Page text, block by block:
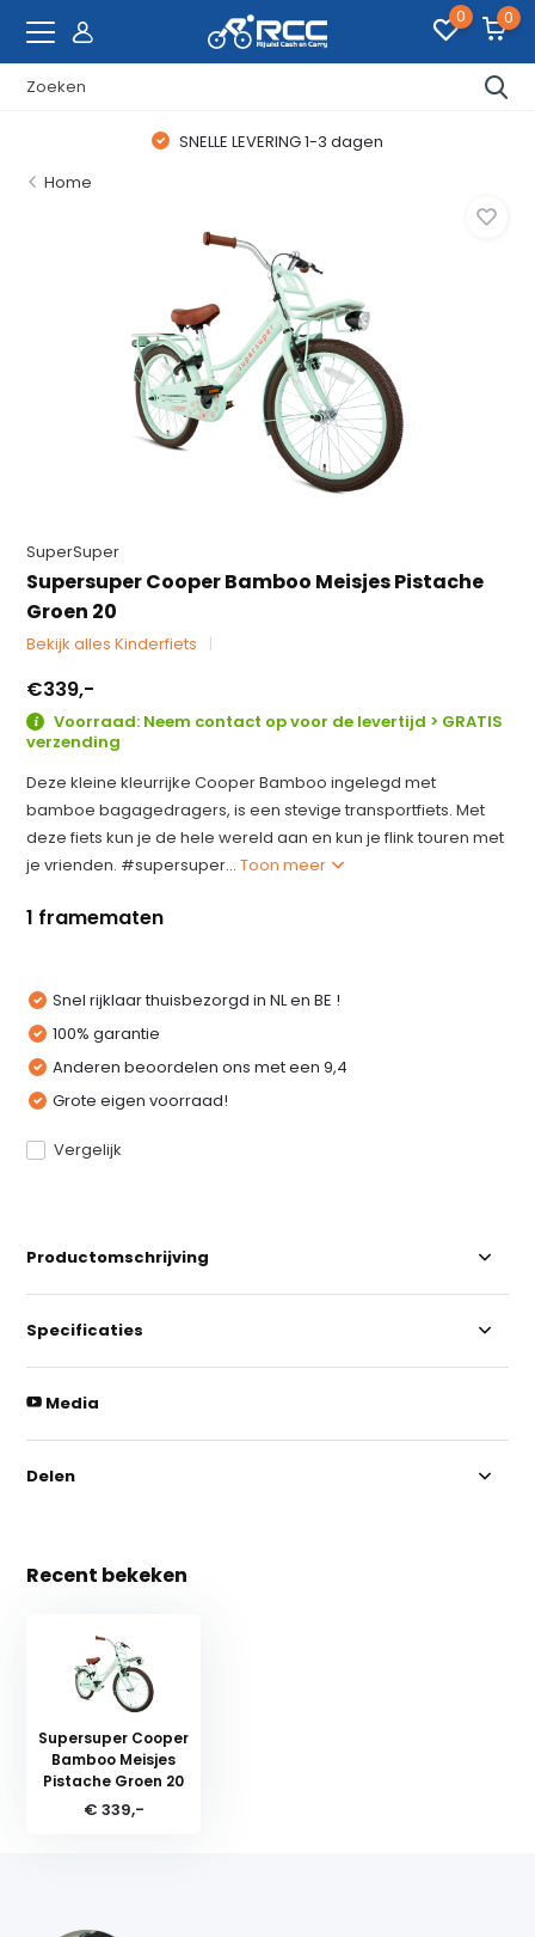
0 0
SNELLE LEVERING 1-3 dagen
Home
SuperSuper
Supersuper Cooper Bamboo Meisjes Pistache
Groen 20
Bekijk alles Kinderfiets
€339,-
Voorraad: Neem contact op voor de levertijd > GRATIS
verzending
Deze kleine kleurrijke Cooper Bamboo ingelegd met
bamboe bagagedragers, is een stevige transportfiets. Met
deze fiets kun je de hele wereld aan en kun je flink touren met
je vrienden. #supersuper...Toon meer
1 framematen
Snel rijklaar thuisbezorgd in NL en BE !
100% garantie
Anderen beoordelen ons met een 9,4
Grote eigen voorraad!
Vergelijk
Productomschrijving
Specificaties
Media
Delen
Recent bekeken
Supersuper Cooper
Bamboo Meisjes
Pistache Groen 20
€ 339,-